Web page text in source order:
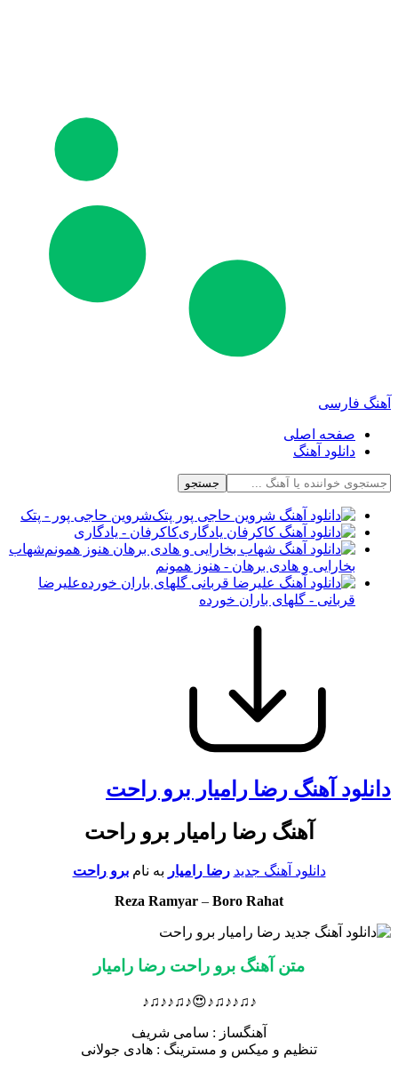
آهنگ فارسی
صفحه اصلی
دانلود آهنگ
جستجو
شروین حاجی پور - پتک
کاکرفان - یادگاری
شهاب
بخارایی و هادی برهان - هنوز همونم
علیرضا
قربانی - گلهای باران خورده
دانلود آهنگ رضا رامیار برو راحت
آهنگ رضا رامیار برو راحت
دانلود آهنگ جدید رضا رامیار به نامبرو راحت
Reza Ramyar – Boro Rahat
متن آهنگ برو راحت رضا رامیار
♪♫♪♪♫♪😍♪♫♪♪♫♪
آهنگساز : سامی شریف
تنظیم و میکس و مسترینگ : هادی جولانی